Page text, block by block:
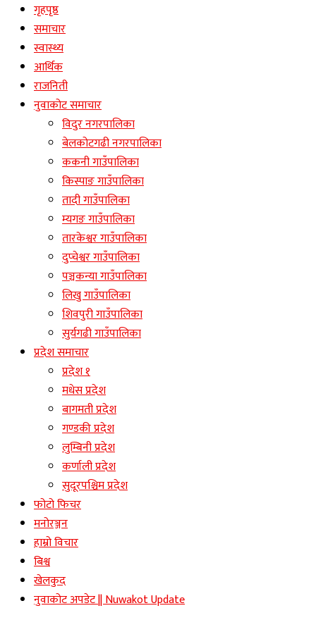
गृहपृष्ठ
समाचार
स्वास्थ्य
आर्थिक
राजनिती
नुवाकोट समाचार
विदुर नगरपालिका
बेलकोटगढी नगरपालिका
ककनी गाउँपालिका
किस्पाङ गाउँपालिका
तादी गाउँपालिका
म्यगङ गाउँपालिका
तारकेश्वर गाउँपालिका
दुप्चेश्वर गाउँपालिका
पञ्चकन्या गाउँपालिका
लिखु गाउँपालिका
शिवपुरी गाउँपालिका
सुर्यगढी गाउँपालिका
प्रदेश समाचार
प्रदेश १
मधेस प्रदेश
बागमती प्रदेश
गण्डकी प्रदेश
लुम्बिनी प्रदेश
कर्णाली प्रदेश
सुदूरपश्चिम प्रदेश
फोटो फिचर
मनोरञ्जन
हाम्रो विचार
बिश्व
खेलकुद
नुवाकोट अपडेट || Nuwakot Update